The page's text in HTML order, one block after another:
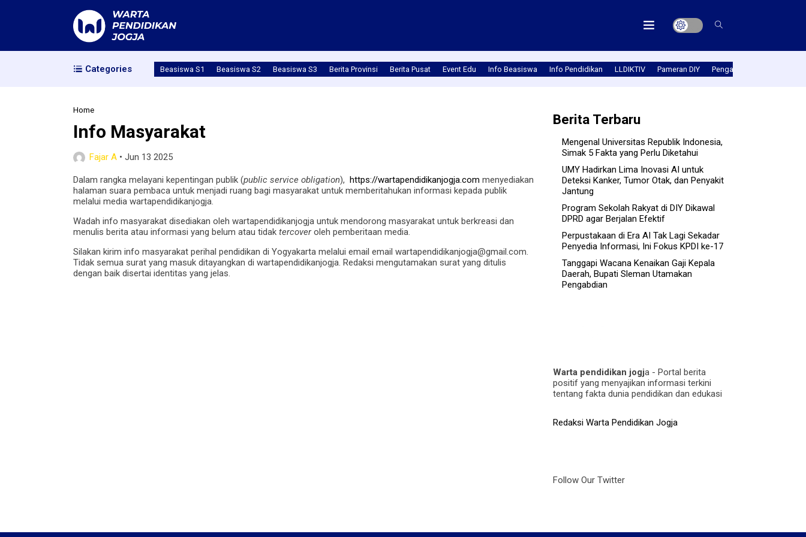
Categories Beasiswa S1 Beasiswa S2 Beasiswa S3 Berita Provinsi Berita Pusat Event Edu Info Beasiswa Info Pendidikan LLDIKTIV Pameran DIY Pengabmas
Home
Info Masyarakat
Fajar A • Jun 13 2025
Dalam rangka melayani kepentingan publik (public service obligation), https://wartapendidikanjogja.com menyediakan
halaman suara pembaca untuk menjadi ruang bagi masyarakat untuk memberitahukan informasi kepada publik
melalui media wartapendidikanjogja.
Wadah info masyarakat disediakan oleh wartapendidikanjogja untuk mendorong masyarakat untuk berkreasi dan
menulis berita atau informasi yang belum atau tidak tercoveroleh pemberitaan media.
Silakan kirim info masyarakat perihal pendidikan di Yogyakarta melalui email email wartapendidikanjogja@gmail.com.
Tidak semua surat yang masuk ditayangkan di wartapendidikanjogja. Redaksi mengutamakan surat yang ditulis
dengan baik disertai identitas yang jelas.
Berita Terbaru
Mengenal Universitas Republik Indonesia,
Simak 5 Fakta yang Perlu Diketahui
UMY Hadirkan Lima Inovasi AI untuk
Deteksi Kanker, Tumor Otak, dan Penyakit
Jantung
Program Sekolah Rakyat di DIY Dikawal
DPRD agar Berjalan Efektif
Perpustakaan di Era AI Tak Lagi Sekadar
Penyedia Informasi, Ini Fokus KPDI ke-17
Tanggapi Wacana Kenaikan Gaji Kepala
Daerah, Bupati Sleman Utamakan
Pengabdian
Warta pendidikan jogja - Portal berita
positif yang menyajikan informasi terkini
tentang fakta dunia pendidikan dan edukasi
Redaksi Warta Pendidikan Jogja
Follow Our Twitter